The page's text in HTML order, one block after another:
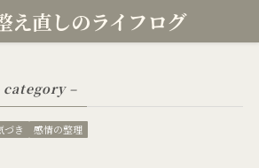
え直しのライフログ
category –
づき 感情の整理